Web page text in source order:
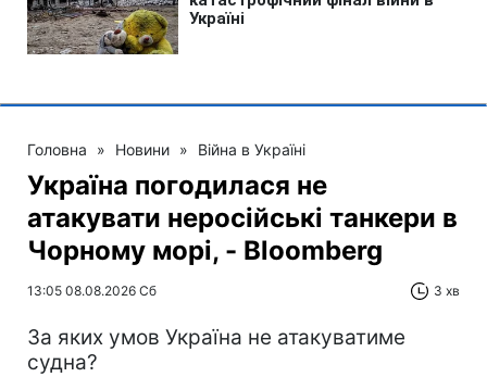
Головна » Новини » Війна в Україні
Україна погодилася не
атакувати неросійські танкери в
Чорному морі, - Bloomberg
13:05 08.08.2026 Сб 3 хв
За яких умов Україна не атакуватиме
судна?